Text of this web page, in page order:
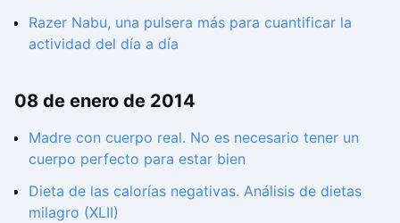
Razer Nabu, una pulsera más para cuantificar la
actividad del día a día
08 de enero de 2014
Madre con cuerpo real. No es necesario tener un
cuerpo perfecto para estar bien
Dieta de las calorías negativas. Análisis de dietas
milagro (XLII)